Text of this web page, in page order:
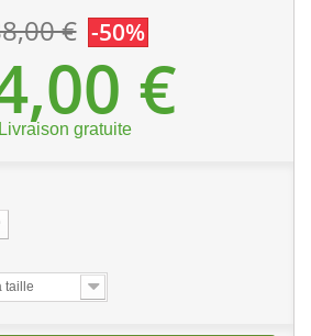
€ -50%
€
Livraison gratuite
taille